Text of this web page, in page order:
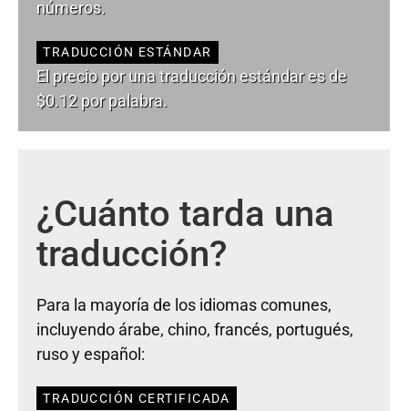
números.
TRADUCCIÓN ESTÁNDAR
El precio por una traducción estándar es de
$0.12 por palabra.
¿Cuánto tarda una
traducción?
Para la mayoría de los idiomas comunes,
incluyendo árabe, chino, francés, portugués,
ruso y español:
TRADUCCIÓN CERTIFICADA